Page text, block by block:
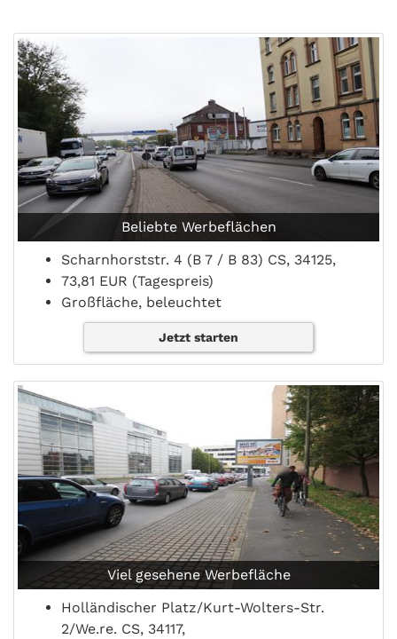
Beliebte Werbeflächen
Scharnhorststr. 4 (B 7 / B 83) CS, 34125,
73,81 EUR (Tagespreis)
Großfläche, beleuchtet
Jetzt starten
Viel gesehene Werbefläche
Holländischer Platz/Kurt-Wolters-Str.
2/We.re. CS, 34117,